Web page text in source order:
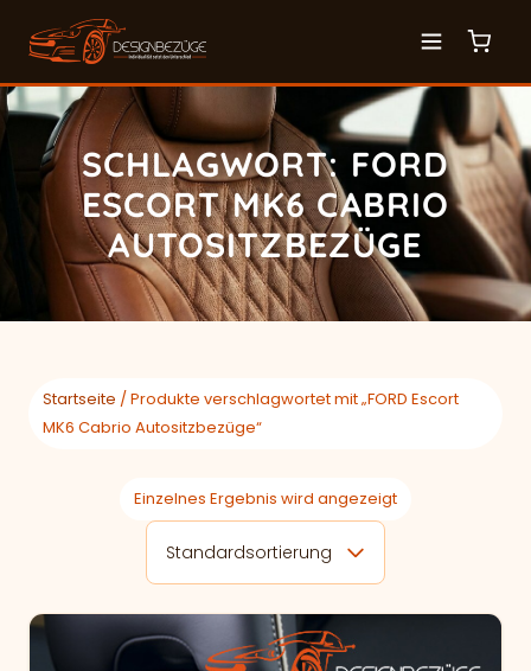
SCHLAGWORT: FORD
ESCORT MK6 CABRIO
AUTOSITZBEZÜGE
Startseite / Produkte verschlagwortet mit „FORD Escort
MK6 Cabrio Autositzbezüge“
Einzelnes Ergebnis wird angezeigt
Standardsortierung